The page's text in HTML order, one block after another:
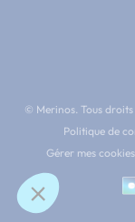
© Merinos. Tous droits
Politique de
Gérer mes cookies